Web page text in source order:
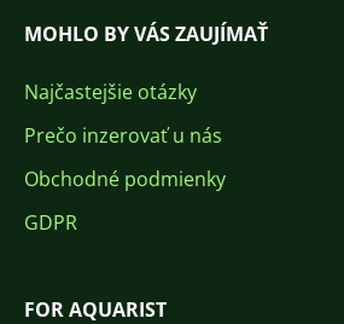
MOHLO BY VÁS ZAUJÍMAŤ
Najčastejšie otázky
Prečo inzerovať u nás
Obchodné podmienky
GDPR
FOR AQUARIST